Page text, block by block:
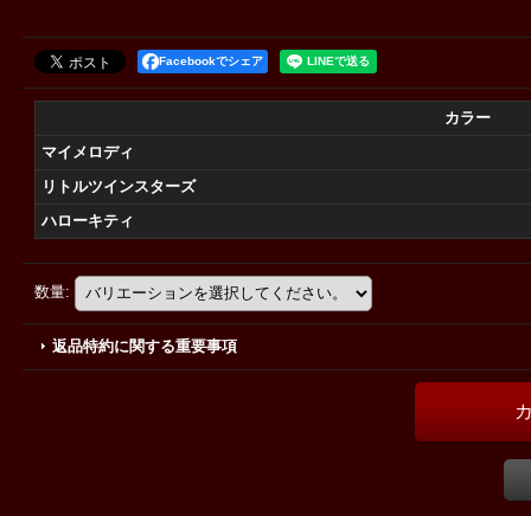
Facebookでシェア
カラー
マイメロディ
リトルツインスターズ
ハローキティ
数量:
返品特約に関する重要事項